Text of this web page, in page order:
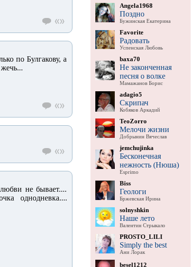
по Булгакову, а
не бывает....
однодневка....
Angela1968
Поздно
Бужинская Екатерина
Favorite
Радовать
Успенская Любовь
baxa70
Не законченная
песня о волке
Мамажанов Борис
adagio5
Скрипач
Кобяков Аркадий
TeoZorro
Мелочи жизни
Добрынин Вячеслав
jemchujinka
Бесконечная
нежность (Нюша)
Esprimo
Biss
Геологи
Бржевская Ирина
solnyshkin
Наше лето
Валентин Стрыкало
PROSTO_LILI
Simply the best
Ани Лорак
besel1212